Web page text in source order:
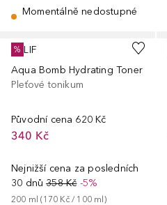
Momentálně nedostupné
BELIF
Aqua Bomb Hydrating Toner
Pleťové tonikum
Původní cena 620 Kč
340 Kč
Nejnižší cena za posledních
30 dnů 358 Kč-5%
200 ml (170 Kč / 100 ml)
%